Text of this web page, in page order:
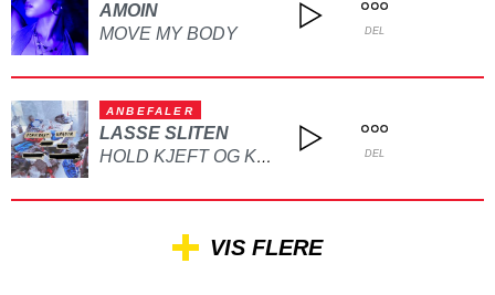
AMOIN
MOVE MY BODY
DEL
ANBEFALER
LASSE SLITEN
HOLD KJEFT OG KYSS MEG DEL
VIS FLERE